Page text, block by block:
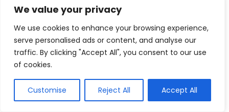
We value your privacy
We use cookies to enhance your browsing experience,
serve personalised ads or content, and analyse our
traffic. By clicking "Accept All", you consent to our use
of cookies.
Customise Reject All Accept All
Prós
Bom design
UHD
HDR
Contras